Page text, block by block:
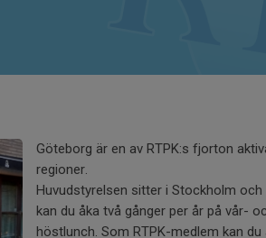
Göteborg är en av RTPK:s fjorton
regioner.
Huvudstyrelsen sitter i Stockholm och
kan du åka två gånger per år på vår-
höstlunch. Som RTPK-medlem kan du